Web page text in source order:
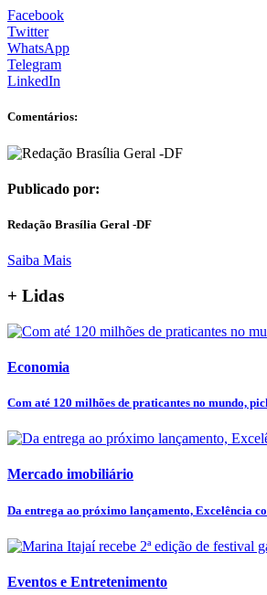
Facebook
Twitter
WhatsApp
Telegram
LinkedIn
Comentários:
Publicado por:
Redação Brasília Geral -DF
Saiba Mais
+ Lidas
Economia
Com até 120 milhões de praticantes no mundo,
Mercado imobiliário
Da entrega ao próximo lançamento, Excelência
Eventos e Entretenimento